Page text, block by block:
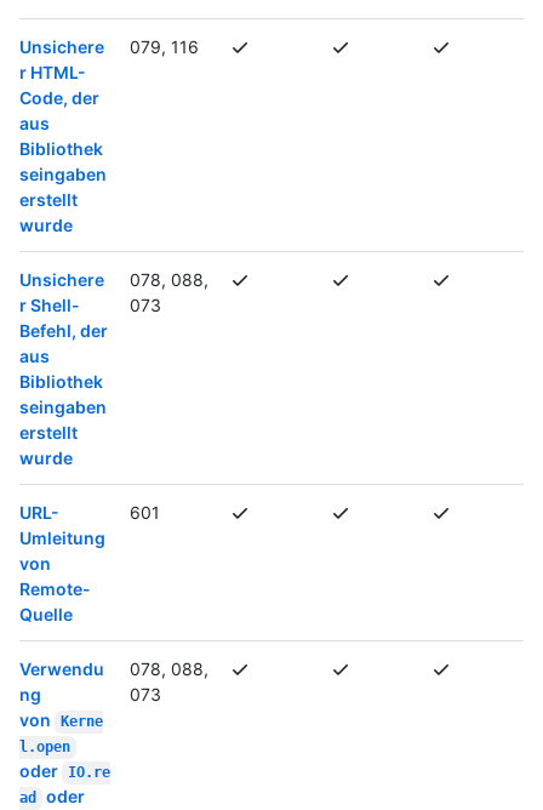
Unsichere
r HTML-
Code, der
aus
Bibliothek
seingaben
erstellt
wurde
079, 116
Unsichere
r Shell-
Befehl, der
aus
Bibliothek
seingaben
erstellt
wurde
078, 088,
073
URL-
Umleitung
von
Remote-
Quelle
601
Verwendu
ng
von
Kerne
l.open
oder
IO.re
ad
oder
078, 088,
073